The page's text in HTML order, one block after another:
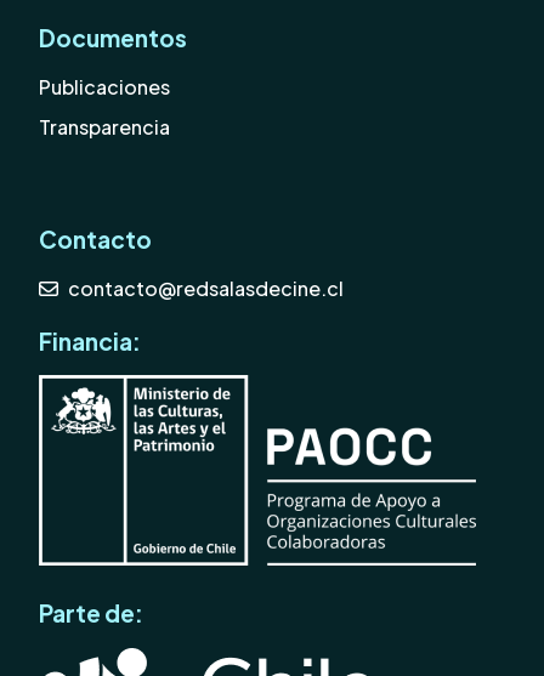
Documentos
Publicaciones
Transparencia
Contacto
contacto@redsalasdecine.cl
Financia:
Parte de: